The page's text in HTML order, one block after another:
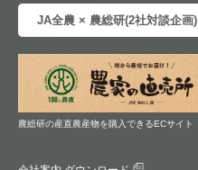
JA全農 × 農総研(2社対談企画)
農総研の産直農産物を購入できるECサイト